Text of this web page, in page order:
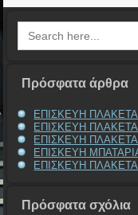
Search
for:
Πρόσφατα άρθρα
ΕΠΙΣΚΕΥΗ
ΕΠΙΣΚΕΥΗ
ΕΠΙΣΚΕΥΗ ΠΛΑΚΕΤΑ
ΕΠΙΣΚΕΥΗ
ΕΠΙΣΚΕΥΗ ΠΛΑΚΕΤΑ
Πρόσφατα σχόλια